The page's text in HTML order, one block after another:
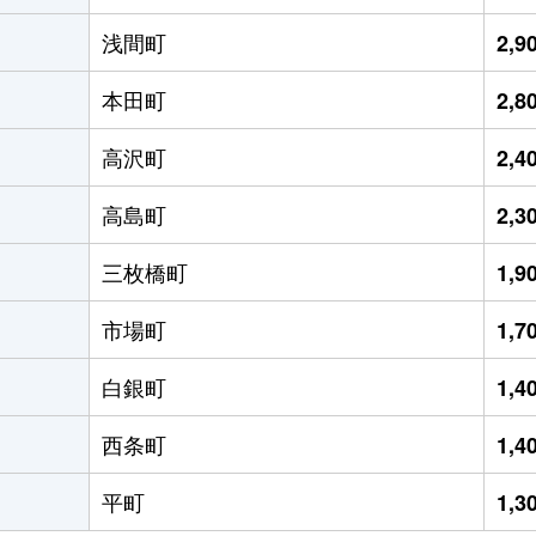
浅間町
本田町
高沢町
高島町
三枚橋町
市場町
白銀町
西条町
平町